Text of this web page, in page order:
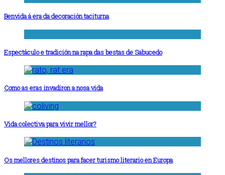
Benvida á era da decoración taciturna
Espectáculo e tradición na rapa das bestas de Sabucedo
Como as eras invadiron a nosa vida
Vida colectiva para vivir mellor?
Os mellores destinos para facer turismo literario en Europa